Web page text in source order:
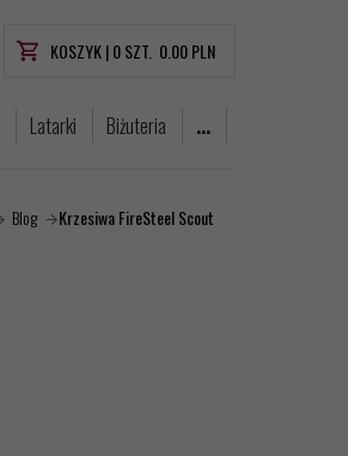
KOSZYK |0SZT. 0.00PLN
Latarki Biżuteria ...
Blog Krzesiwa FireSteel Scout